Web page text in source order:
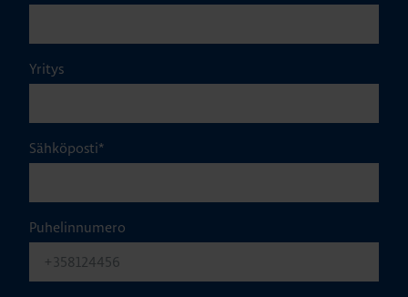
Yritys
Sähköposti*
Puhelinnumero